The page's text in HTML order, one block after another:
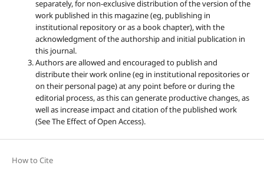
separately, for non-exclusive distribution of the version of the
work published in this magazine (eg, publishing in
institutional repository or as a book chapter), with the
acknowledgment of the authorship and initial publication in
this journal.
Authors are allowed and encouraged to publish and
distribute their work online (eg in institutional repositories or
on their personal page) at any point before or during the
editorial process, as this can generate productive changes, as
well as increase impact and citation of the published work
(See The Effect of Open Access).
How to Cite